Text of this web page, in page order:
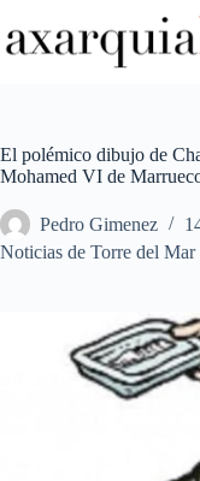
al
contenido
El polémico dibujo de
Mohamed VI de
Pedro Gimenez
Noticias de Torre del Mar